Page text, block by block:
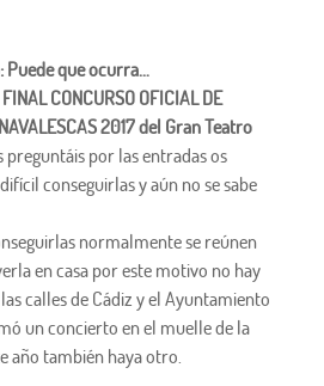
Puede que ocurra…
FINAL CONCURSO OFICIAL DE
2017 del Gran Teatro
preguntáis por las entradas os
conseguirlas y aún no se sabe
normalmente se reúnen
en casa por este motivo no hay
calles de Cádiz y el Ayuntamiento
un concierto en el muelle de la
año también haya otro.